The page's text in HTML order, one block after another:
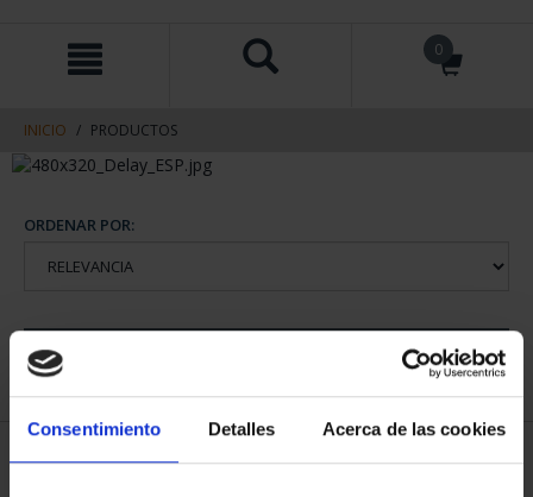
Consentimiento Detalles Acerca de las cookies
contenido
navegacin
0
INICIO PRODUCTOS
ORDENAR POR:
1 Productos encontrados